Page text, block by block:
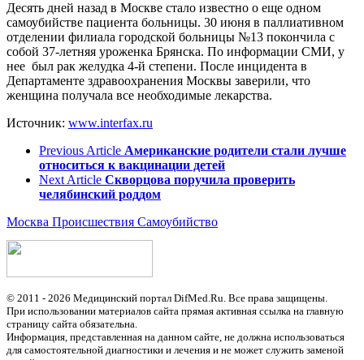
Десять дней назад в Москве стало известно о еще одном
самоубийстве пациента больницы. 30 июня в паллиативном
отделении филиала городской больницы №13 покончила с
собой 37-летняя уроженка Брянска. По информации СМИ, у
нее был рак желудка 4-й степени. После инцидента в
Департаменте здравоохранения Москвы заверили, что
женщина получала все необходимые лекарства.
Источник: www.interfax.ru
Previous Article Американские родители стали лучше
относиться к вакцинации детей
Next Article Скворцова поручила проверить
челябинский роддом
Москва Происшествия Самоубийство
© 2011 - 2026 Медицинский портал DifMed.Ru. Все права защищены.
При использовании материалов сайта прямая активная ссылка на главную
страницу сайта обязательна.
Информация, представленная на данном сайте, не должна использоваться
для самостоятельной диагностики и лечения и не может служить заменой